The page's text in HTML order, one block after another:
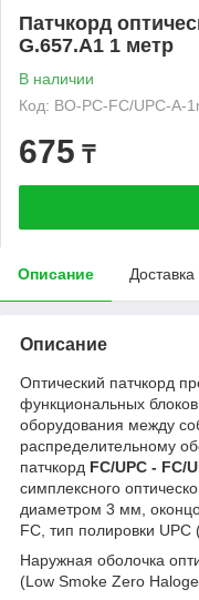
Патчкорд
G.657.A1 1 метр
В наличии
Код: BO-PC-FC/UPC-A-
675 ₸
Описание Доставка
Описание
Оптический патчкорд
функциональных
оборудования между
распределительному
патчкорд FC/UPC - FC/
симплексного
диаметром 3 мм,
FC, тип полировки UPC
Наружная оболочка
(Low Smoke Zero